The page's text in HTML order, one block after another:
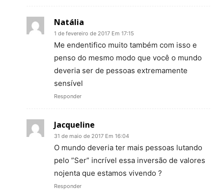
Natália
1 de fevereiro de 2017 Em 17:15
Me endentifico muito também com isso e
penso do mesmo modo que você o mundo
deveria ser de pessoas extremamente
sensível
Responder
Jacqueline
31 de maio de 2017 Em 16:04
O mundo deveria ter mais pessoas lutando
pelo ”Ser” incrível essa inversão de valores
nojenta que estamos vivendo ?
Responder